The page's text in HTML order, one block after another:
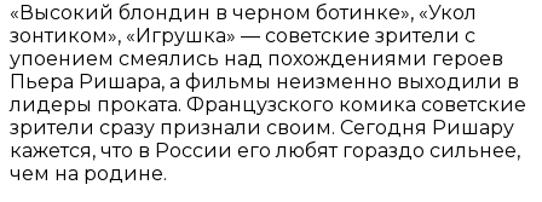
«Высокий блондин в черном ботинке», «Укол
зонтиком», «Игрушка» — советские зрители с
упоением смеялись над похождениями героев
Пьера Ришара, а фильмы неизменно выходили в
лидеры проката. Французского комика советские
зрители сразу признали своим. Сегодня Ришару
кажется, что в России его любят гораздо сильнее,
чем на родине.